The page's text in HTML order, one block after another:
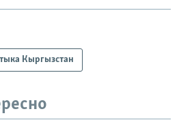
Кыргызстан